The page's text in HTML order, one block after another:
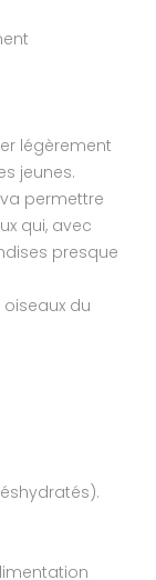
légèrement
jeunes.
permettre
qui, avec
presque
du